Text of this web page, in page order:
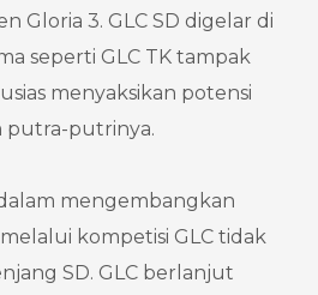
Gloria 3. GLC SD digelar di
seperti GLC TK tampak
menyaksikan potensi
putra-putrinya.
mengembangkan
kompetisi GLC tidak
SD. GLC berlanjut